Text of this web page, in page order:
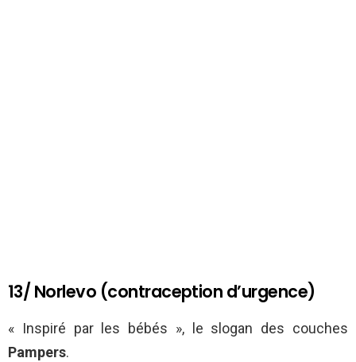
13/ Norlevo (contraception d’urgence)
« Inspiré par les bébés », le slogan des couches
Pampers.